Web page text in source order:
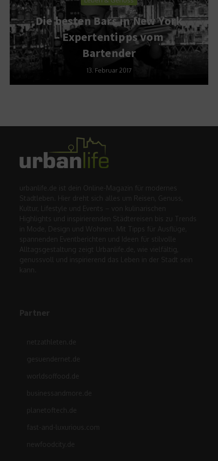
Die besten Bars in New York
– Expertentipps vom
Bartender
13. Februar 2017
urbanlife.de ist dein Online-Magazin für modernes
Stadtleben. Hier dreht sich alles um Reisen, Genuss,
Kultur, Lifestyle und Events – von kulinarischen
Highlights und inspirierenden Städtereisen bis zu Trends
in Mode, Design und Wohnen. Mit Tipps für Ausflüge,
spannenden Eventberichten und Ideen für stilvolle
Alltagsgestaltung zeigt Urbanlife.de, wie vielfältig,
genussvoll und inspirierend das Leben in der Stadt sein
kann.
Partner
netzathleten.de
gesuendernet.de
worldsoffood.de
businessandmore.de
planetoftech.de
fast-and-luxurious.com
newfoodcity.de